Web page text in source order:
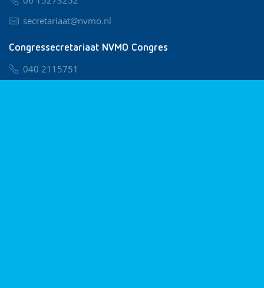
secretariaat@nvmo.nl
Congressecretariaat NVMO Congres
040 2115751